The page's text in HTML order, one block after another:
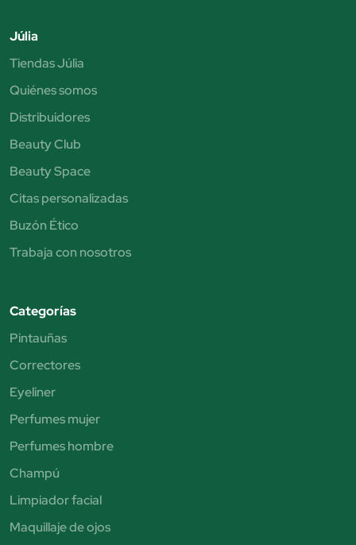
Júlia
Tiendas Júlia
Quiénes somos
Distribuidores
Beauty Club
Beauty Space
Citas personalizadas
Buzón Ético
Trabaja con nosotros
Categorías
Pintauñas
Correctores
Eyeliner
Perfumes mujer
Perfumes hombre
Champú
Limpiador facial
Maquillaje de ojos